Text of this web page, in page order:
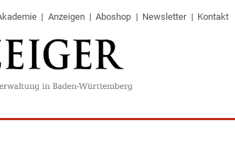
Anzeigen Aboshop Newsletter Kontakt